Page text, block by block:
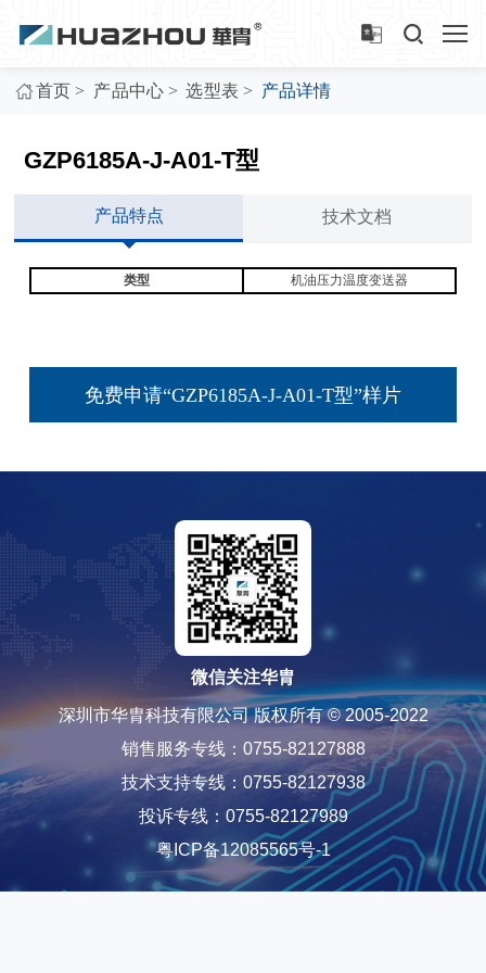
首页 > 产品中心 > 选型表 > 产品详情
GZP6185A-J-A01-T型
产品特点 技术文档
类型 机油压力温度变送器
免费申请“GZP6185A-J-A01-T型”样片
微信关注华胄
深圳市华胄科技有限公司 版权所有 © 2005-2022
销售服务专线：0755-82127888
技术支持专线：0755-82127938
投诉专线：0755-82127989
粤ICP备12085565号-1